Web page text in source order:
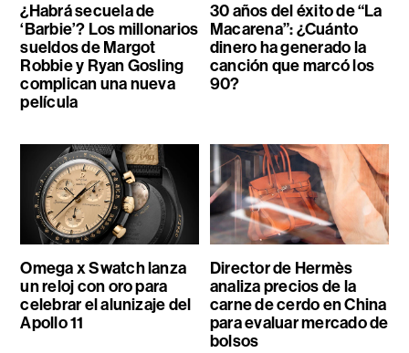
¿Habrá secuela de
‘Barbie’? Los millonarios
sueldos de Margot
Robbie y Ryan Gosling
complican una nueva
película
30 años del éxito de “La
Macarena”: ¿Cuánto
dinero ha generado la
canción que marcó los
90?
Omega x Swatch lanza
un reloj con oro para
celebrar el alunizaje del
Apollo 11
Director de Hermès
analiza precios de la
carne de cerdo en China
para evaluar mercado de
bolsos